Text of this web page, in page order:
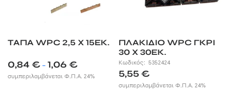
ΤΑΠΑ WPC 2,5 X 15ΕΚ.
0,84 € – 1,06 €
range:
συμπεριλαμβάνεται Φ.Π.Α. 24%
ΠΛΑΚΙΔΙΟ WPC ΓΚΡΙ
30 X 30ΕΚ.
Κωδικός: 5352424
5,55€
συμπεριλαμβάνεται Φ.Π.Α. 24%